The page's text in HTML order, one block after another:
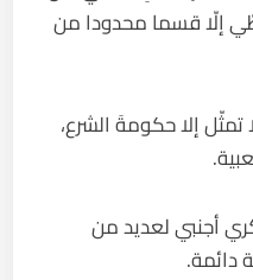
إلّا قسما محدودا من
إلا حكومةَ الشرع،
أجنبي لعديد من
دائمة.